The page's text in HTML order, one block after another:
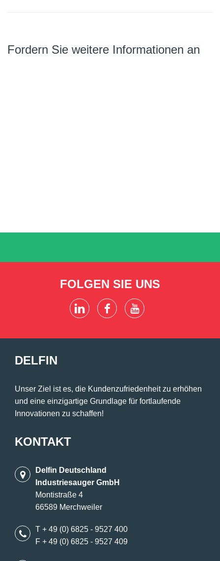
Fordern Sie weitere Informationen an
FOLGEN SIE UNS
DELFIN
Unser Ziel ist es, die Kundenzufriedenheit zu erhöhen
und eine einzigartige Grundlage für fortlaufende
Innovationen zu schaffen!
KONTAKT
Delfin Deutschland
Industriesauger GmbH
Montistraße 4
66589 Merchweiler
T + 49 (0) 6825 - 9527 400
F + 49 (0) 6825 - 9527 409